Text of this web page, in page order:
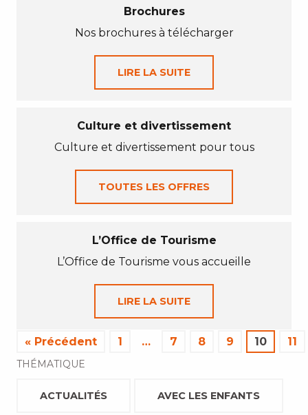
Brochures
Nos brochures à télécharger
LIRE LA SUITE
Culture et divertissement
Culture et divertissement pour tous
TOUTES LES OFFRES
L’Office de Tourisme
L’Office de Tourisme vous accueille
LIRE LA SUITE
« Précédent 1 … 7 8 9 10 11
THÉMATIQUE
ACTUALITÉS AVEC LES ENFANTS